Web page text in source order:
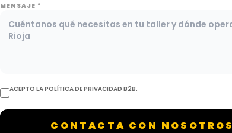
MENSAJE *
ACEPTO LA POLÍTICA DE PRIVACIDAD B2B.
CONTACTA CON NOSOTROS